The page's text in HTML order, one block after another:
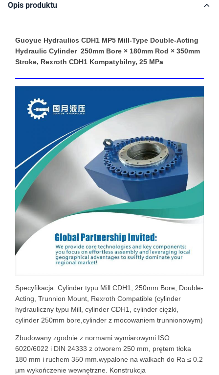
Opis produktu
Guoyue Hydraulics CDH1 MP5 Mill-Type Double-Acting
Hydraulic Cylinder ️ 250mm Bore × 180mm Rod × 350mm
Stroke, Rexroth CDH1 Kompatybilny, 25 MPa
Specyfikacja: Cylinder typu Mill CDH1, 250mm Bore, Double-
Acting, Trunnion Mount, Rexroth Compatible (cylinder
hydrauliczny typu Mill, cylinder CDH1, cylinder ciężki,
cylinder 250mm bore,cylinder z mocowaniem trunnionowym)
Zbudowany zgodnie z normami wymiarowymi ISO
6020/6022 i DIN 24333 z otworem 250 mm, prętem tłoka
180 mm i ruchem 350 mm.wypalone na walkach do Ra ≤ 0.2
μm wykończenie wewnętrzne. Konstrukcja